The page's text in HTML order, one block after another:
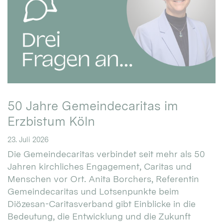
50 Jahre Gemeindecaritas im
Erzbistum Köln
23. Juli 2026
Die Gemeindecaritas verbindet seit mehr als 50
Jahren kirchliches Engagement, Caritas und
Menschen vor Ort. Anita Borchers, Referentin
Gemeindecaritas und Lotsenpunkte beim
Diözesan-Caritasverband gibt Einblicke in die
Bedeutung, die Entwicklung und die Zukunft